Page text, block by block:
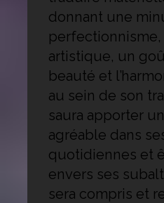
donnant une
artistique, un
beauté et
au sein de son
saura apporter
agréable dans
quotidiennes et
envers ses
sera compris et